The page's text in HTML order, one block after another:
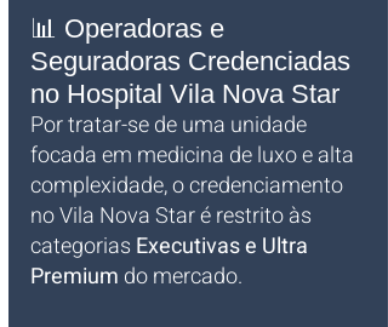
📊 Operadoras e
Seguradoras Credenciadas
no Hospital Vila Nova Star
Por tratar-se de uma unidade
focada em medicina de luxo e alta
complexidade, o credenciamento
no Vila Nova Star é restrito às
categorias Executivas e Ultra
Premium do mercado.